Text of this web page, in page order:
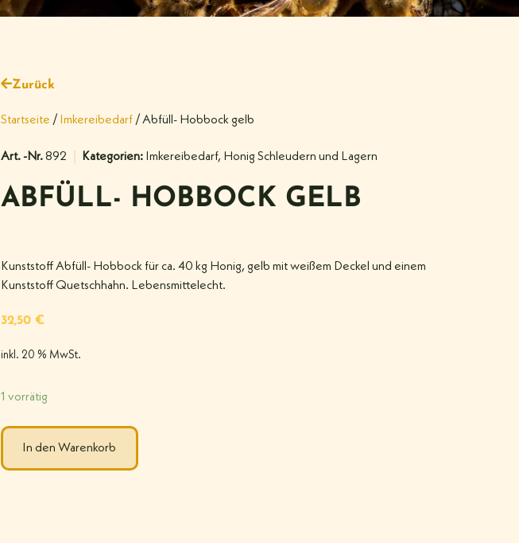
Zurück
Startseite / Imkereibedarf / Abfüll- Hobbock gelb
Art. -Nr.892 Kategorien: Imkereibedarf, Honig Schleudern und Lagern
ABFÜLL- HOBBOCK GELB
Kunststoff Abfüll- Hobbock für ca. 40 kg Honig, gelb mit weißem Deckel und einem
Kunststoff Quetschhahn. Lebensmittelecht.
32,50 €
inkl. 20 % MwSt.
1 vorrätig
In den Warenkorb